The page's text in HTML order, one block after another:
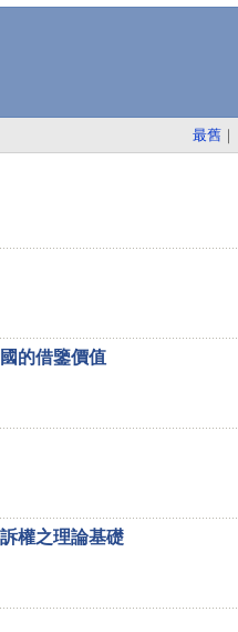
最舊 ｜
的借鑒價值
權之理論基礎